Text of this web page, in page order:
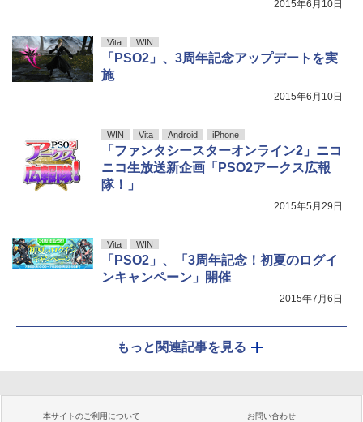
2015年6月10日
Vita WIN
「PSO2」、3周年記念アップデートを実
施
2015年6月10日
WIN Vita Android iPhone
「ファンタシースターオンライン2」ニコ
ニコ生放送新企画「PSO2アークス広報
隊！」
2015年5月29日
Vita WIN
「PSO2」、「3周年記念！初夏のログイ
ンキャンペーン」開催
2015年7月6日
もっと関連記事を見る
本サイトのご利用について お問い合わせ